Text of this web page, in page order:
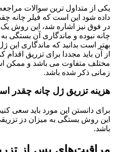
یکی از متداول ترین سوالات
داده شود این است که فیلر چانه
در فوق نیز اشاره شد، این روش
چانه نبوده و ماندگاری آن بستگی
از آن باید مجددا برای تزریق اقدام
مختلف متفاوت می باشد و ممکن
زمانی ذکر شده باشد.
هزینه تزریق ژل چانه چقدر
برای دانستن این مورد باید سعی
این روش بستگی به میزان دز
باشد.
مراقبت‌های پس از